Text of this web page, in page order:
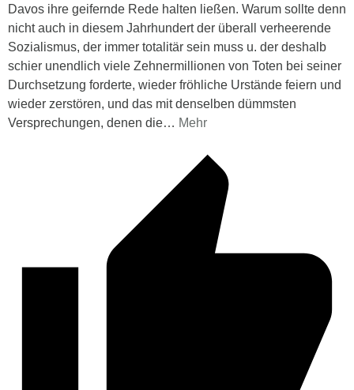
Davos ihre geifernde Rede halten ließen. Warum sollte denn
nicht auch in diesem Jahrhundert der überall verheerende
Sozialismus, der immer totalitär sein muss u. der deshalb
schier unendlich viele Zehnermillionen von Toten bei seiner
Durchsetzung forderte, wieder fröhliche Urstände feiern und
wieder zerstören, und das mit denselben dümmsten
Versprechungen, denen die… Mehr